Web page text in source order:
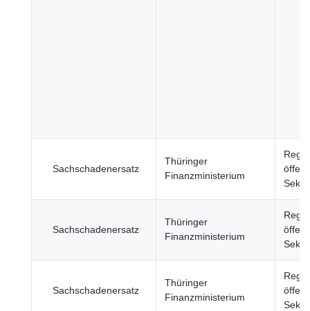
Sachschadenersatz
Thüringer
Finanzministerium
Sachschadenersatz
Thüringer
Finanzministerium
Sachschadenersatz
Thüringer
Finanzministerium